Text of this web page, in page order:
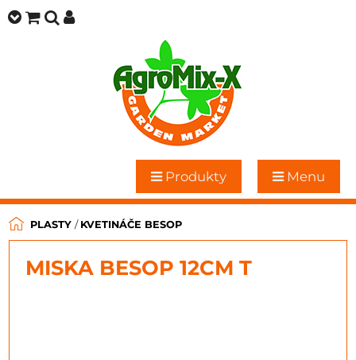
Produkty Menu
PLASTY / KVETINÁČE BESOP
MISKA BESOP 12CM T